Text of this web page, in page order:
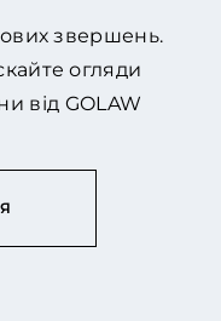
звершень.
огляди
від GOLAW